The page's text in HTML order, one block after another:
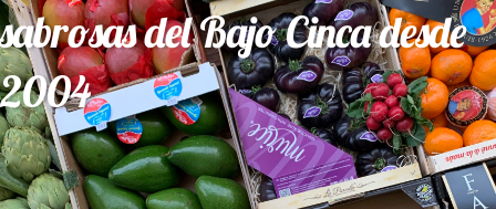
sabrosasdelBajoCincadesde
2004
CONÓCENOS